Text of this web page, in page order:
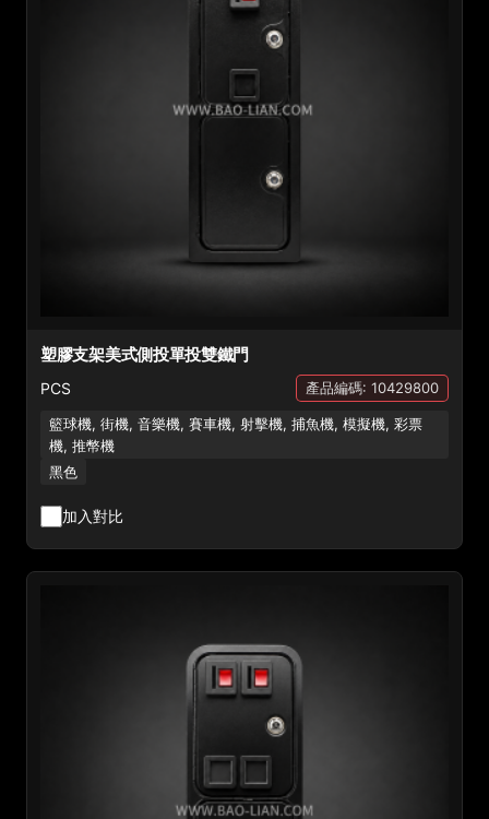
塑膠支架美式側投單投雙鐵門
PCS 產品編碼: 10429800
籃球機, 街機, 音樂機, 賽車機, 射擊機, 捕魚機, 模擬機, 彩票
機, 推幣機
黑色
加入對比